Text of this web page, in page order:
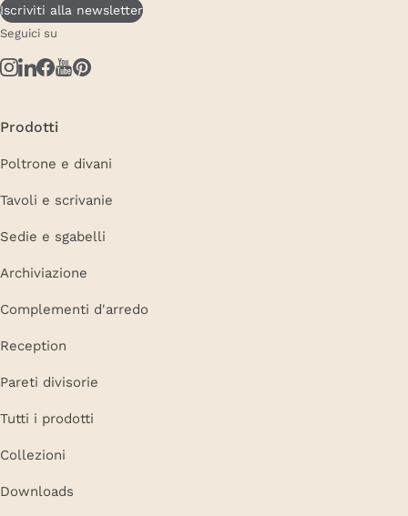
Iscriviti alla newsletter
Seguici su
Prodotti
Poltrone e divani
Tavoli e scrivanie
Sedie e sgabelli
Archiviazione
Complementi d'arredo
Reception
Pareti divisorie
Tutti i prodotti
Collezioni
Downloads